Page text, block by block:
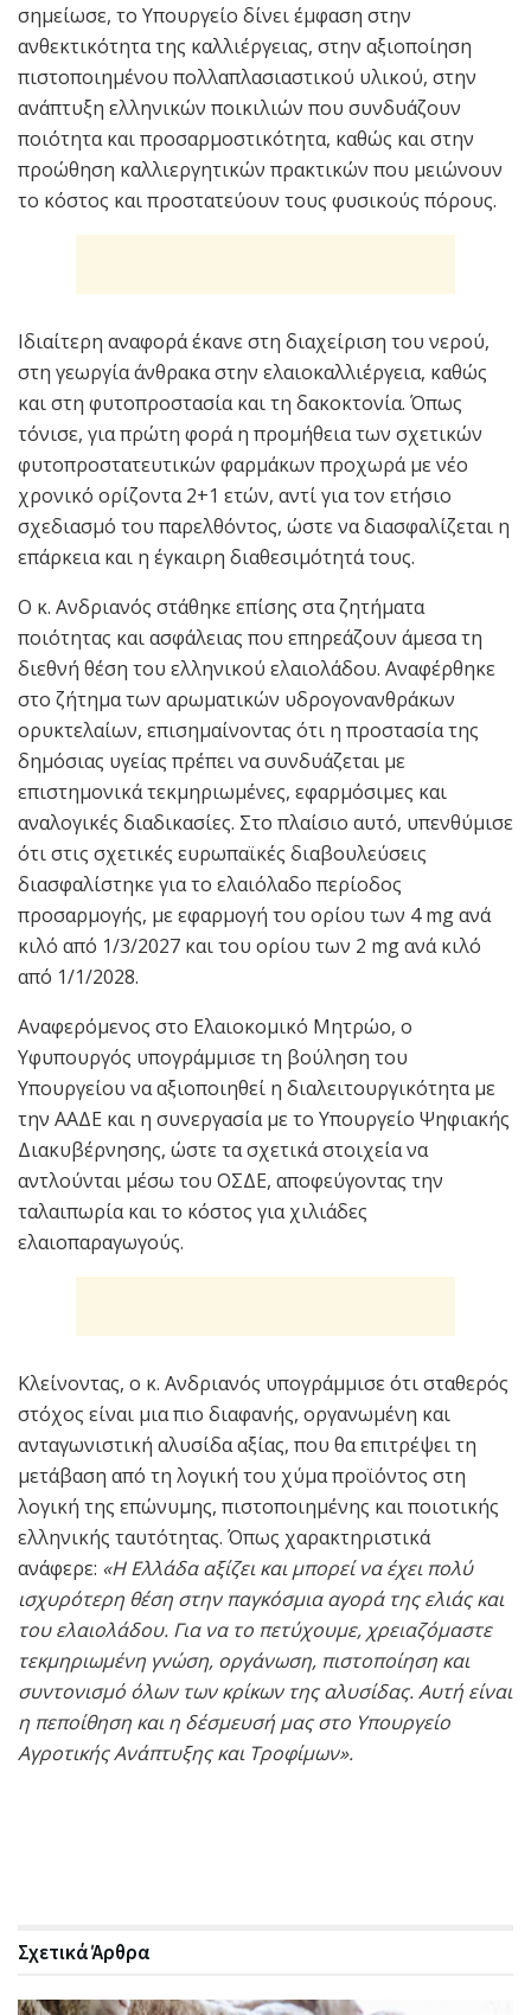
σημείωσε, το Υπουργείο δίνει έμφαση στην
ανθεκτικότητα της καλλιέργειας, στην αξιοποίηση
πιστοποιημένου πολλαπλασιαστικού υλικού, στην
ανάπτυξη ελληνικών ποικιλιών που συνδυάζουν
ποιότητα και προσαρμοστικότητα, καθώς και στην
προώθηση καλλιεργητικών πρακτικών που μειώνουν
το κόστος και προστατεύουν τους φυσικούς πόρους.
Ιδιαίτερη αναφορά έκανε στη διαχείριση του νερού,
στη γεωργία άνθρακα στην ελαιοκαλλιέργεια, καθώς
και στη φυτοπροστασία και τη δακοκτονία. Όπως
τόνισε, για πρώτη φορά η προμήθεια των σχετικών
φυτοπροστατευτικών φαρμάκων προχωρά με νέο
χρονικό ορίζοντα 2+1 ετών, αντί για τον ετήσιο
σχεδιασμό του παρελθόντος, ώστε να διασφαλίζεται η
επάρκεια και η έγκαιρη διαθεσιμότητά τους.
Ο κ. Ανδριανός στάθηκε επίσης στα ζητήματα
ποιότητας και ασφάλειας που επηρεάζουν άμεσα τη
διεθνή θέση του ελληνικού ελαιολάδου. Αναφέρθηκε
στο ζήτημα των αρωματικών υδρογονανθράκων
ορυκτελαίων, επισημαίνοντας ότι η προστασία της
δημόσιας υγείας πρέπει να συνδυάζεται με
επιστημονικά τεκμηριωμένες, εφαρμόσιμες και
αναλογικές διαδικασίες. Στο πλαίσιο αυτό, υπενθύμισε
ότι στις σχετικές ευρωπαϊκές διαβουλεύσεις
διασφαλίστηκε για το ελαιόλαδο περίοδος
προσαρμογής, με εφαρμογή του ορίου των 4 mg ανά
κιλό από 1/3/2027 και του ορίου των 2 mg ανά κιλό
από 1/1/2028.
Αναφερόμενος στο Ελαιοκομικό Μητρώο, ο
Υφυπουργός υπογράμμισε τη βούληση του
Υπουργείου να αξιοποιηθεί η διαλειτουργικότητα με
την ΑΑΔΕ και η συνεργασία με το Υπουργείο Ψηφιακής
Διακυβέρνησης, ώστε τα σχετικά στοιχεία να
αντλούνται μέσω του ΟΣΔΕ, αποφεύγοντας την
ταλαιπωρία και το κόστος για χιλιάδες
ελαιοπαραγωγούς.
Κλείνοντας, ο κ. Ανδριανός υπογράμμισε ότι σταθερός
στόχος είναι μια πιο διαφανής, οργανωμένη και
ανταγωνιστική αλυσίδα αξίας, που θα επιτρέψει τη
μετάβαση από τη λογική του χύμα προϊόντος στη
λογική της επώνυμης, πιστοποιημένης και ποιοτικής
ελληνικής ταυτότητας. Όπως χαρακτηριστικά
ανάφερε: «Η Ελλάδα αξίζει και μπορεί να έχει πολύ
ισχυρότερη θέση στην παγκόσμια αγορά της ελιάς και
του ελαιολάδου. Για να το πετύχουμε, χρειαζόμαστε
τεκμηριωμένη γνώση, οργάνωση, πιστοποίηση και
συντονισμό όλων των κρίκων της αλυσίδας. Αυτή είναι
η πεποίθηση και η δέσμευσή μας στο Υπουργείο
Αγροτικής Ανάπτυξης και Τροφίμων».
ΣχετικάΆρθρα